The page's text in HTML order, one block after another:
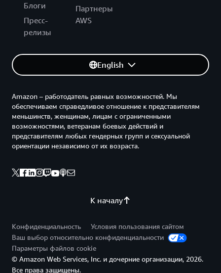
Блоги
Пресс-
релизы
Партнеры
AWS
English
К началу
Amazon – работодатель равных возможностей. Мы
обеспечиваем справедливое отношение к представителям
меньшинств, женщинам, лицам с ограниченными
возможностями, ветеранам боевых действий и
представителям любых гендерных групп и сексуальной
ориентации независимо от их возраста.
Конфиденциальность
Условия пользования сайтом
Ваш выбор относительно конфиденциальности
Параметры файлов cookie
© Amazon Web Services, Inc. и дочерние организации, 2026.
Все права защищены.